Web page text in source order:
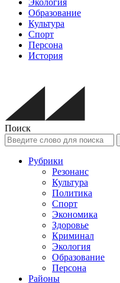
Экология
Образование
Культура
Спорт
Персона
История
Поиск
Рубрики
Резонанс
Культура
Политика
Спорт
Экономика
Здоровье
Криминал
Экология
Образование
Персона
Районы